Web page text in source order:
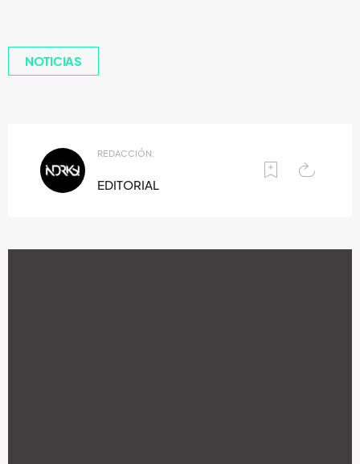
NOTICIAS
REDACCIÓN:
EDITORIAL